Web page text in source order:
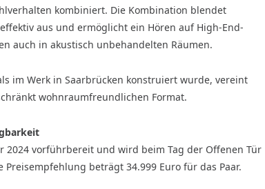
kombiniert. Die Kombination blendet
aus und ermöglicht ein Hören auf High-End-
auch in akustisch unbehandelten Räumen.
im Werk in Saarbrücken konstruiert wurde, vereint
wohnraumfreundlichen Format.
2024 vorführbereit und wird beim Tag der Offenen Tür
beträgt 34.999 Euro für das Paar.